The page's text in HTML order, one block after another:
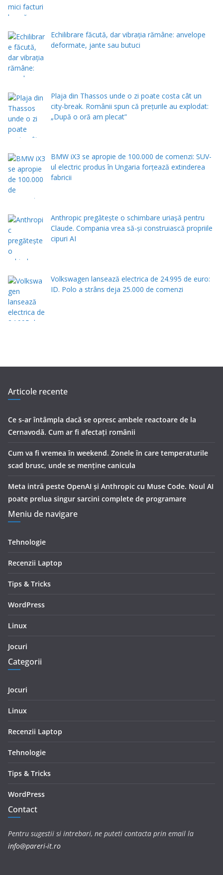
Echilibrare făcută, dar vibrația rămâne: anvelope
deformate, jante sau butuci
Plaja din Thassos unde o zi poate costa cât un
city-break. Românii spun că prețurile au explodat:
„După o oră am plecat”
BMW iX3 se apropie de 100.000 de comenzi: SUV-
ul electric produs în Ungaria forțează extinderea
fabricii
Anthropic pregătește o schimbare uriașă pentru
Claude. Compania vrea să-și construiască propriile
cipuri AI
Volkswagen lansează electrica de 24.995 de euro:
ID. Polo a strâns deja 25.000 de comenzi
Articole recente
Ce s-ar întâmpla dacă se opresc ambele reactoare de la
Cernavodă. Cum ar fi afectați românii
Cum va fi vremea în weekend. Zonele în care temperaturile
scad brusc, unde se menţine canicula
Meta intră peste OpenAI și Anthropic cu Muse Code. Noul AI
poate prelua singur sarcini complete de programare
Meniu de navigare
Tehnologie
Recenzii Laptop
Tips & Tricks
WordPress
Linux
Jocuri
Categorii
Jocuri
Linux
Recenzii Laptop
Tehnologie
Tips & Tricks
WordPress
Contact
Pentru sugestii si intrebari, ne puteti contacta prin email la
info@pareri-it.ro